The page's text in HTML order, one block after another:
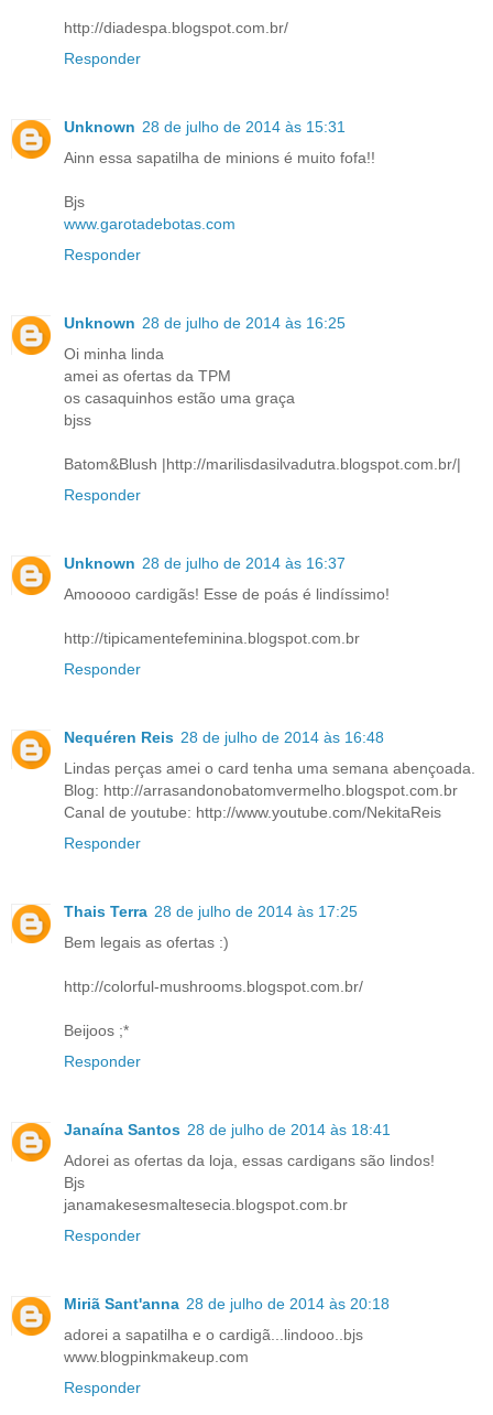
http://diadespa.blogspot.com.br/
Responder
Unknown 28 de julho de 2014 às 15:31
Ainn essa sapatilha de minions é muito fofa!!
Bjs
www.garotadebotas.com
Responder
Unknown 28 de julho de 2014 às 16:25
Oi minha linda
amei as ofertas da TPM
os casaquinhos estão uma graça
bjss
Batom&Blush |http://marilisdasilvadutra.blogspot.com.br/|
Responder
Unknown 28 de julho de 2014 às 16:37
Amooooo cardigãs! Esse de poás é lindíssimo!
http://tipicamentefeminina.blogspot.com.br
Responder
Nequéren Reis 28 de julho de 2014 às 16:48
Lindas perças amei o card tenha uma semana abençoada.
Blog: http://arrasandonobatomvermelho.blogspot.com.br
Canal de youtube: http://www.youtube.com/NekitaReis
Responder
Thais Terra 28 de julho de 2014 às 17:25
Bem legais as ofertas :)
http://colorful-mushrooms.blogspot.com.br/
Beijoos ;*
Responder
Janaína Santos 28 de julho de 2014 às 18:41
Adorei as ofertas da loja, essas cardigans são lindos!
Bjs
janamakesesmaltesecia.blogspot.com.br
Responder
Miriã Sant'anna 28 de julho de 2014 às 20:18
adorei a sapatilha e o cardigã...lindooo..bjs
www.blogpinkmakeup.com
Responder